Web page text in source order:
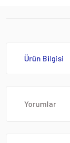
Ürün Bilgisi
Yorumlar